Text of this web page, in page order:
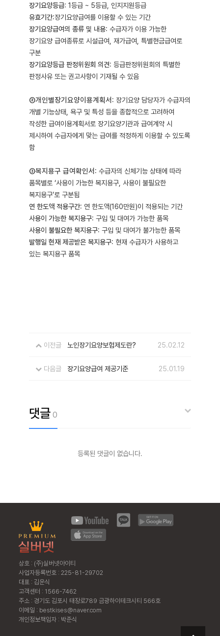
장기요양등급: 1등급 ~ 5등급, 인지지원등급
유효기간:장기요양급여를 이용할 수 있는 기간
장기요양급여의 종류 및 내용: 수급자가 이용 가능한
장기요양 급여종류로 시설급여, 재가급여, 특별현금급여로
구분
장기요양등급 판정위원회 의견: 등급판정위원회의 특별한
판정사유 또는 권고사항이 기재될 수 있음
②개인별장기요양이용계획서: 장기요양 담당자가 수급자의
개별 기능상태, 욕구 및 특성 등을 종합적으로 고려하여
작성한 급여이용계획서로 장기요양기관과 급여계약 시
제시하여 수급자에게 맞는 급여를 적정하게 이용할 수 있도록
함
③복지용구 급여확인서: 수급자의 신체기능 상태에 따라
품목별로 ‘사용이 가능한 복지용구, 사용이 불필요한
복지용구’로 구분됨
연 한도액 적용구간: 연 한도액(160만원)이 적용되는 기간
사용이 가능한 복지용구: 구입 및 대여가 가능한 품목
사용이 불필요한 복지용구: 구입 및 대여가 불가능한 품목
발행일 현재 제공받은 복지용구: 현재 수급자가 사용하고
있는 복지용구 품목
이전글 노인장기요양보험제도란? 25.02.12
다음글 장기요양급여 제공기준 25.01.19
댓글 0
등록된 댓글이 없습니다.
상호 : (주)실버넷아이티
사업자등록번호 : 225-81-29702
대표 : 김운식
고객센터 : 1566-7462
주소 : 경기도 김포시 태장로789 금광하이테크시티 566호
이메일 : bestkises@naver.com
개인정보책임자 : 박준식